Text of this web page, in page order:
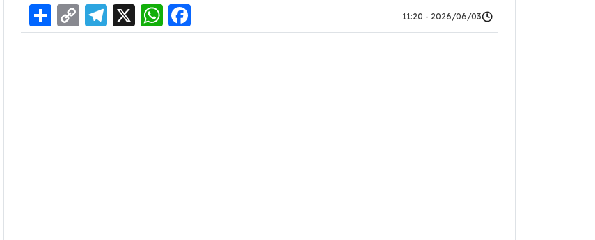
2026/06/03 - 11:20
Facebook
WhatsApp
X
Telegram
Copy
Link